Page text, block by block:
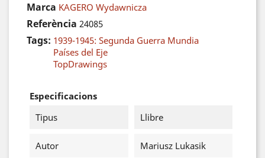
Marca KAGERO Wydawnicza
Referència 24085
Tags: 1939-1945: Segunda Guerra Mundia
Países del Eje
TopDrawings
Especificacions
Tipus
Llibre
Autor Mariusz Lukasik